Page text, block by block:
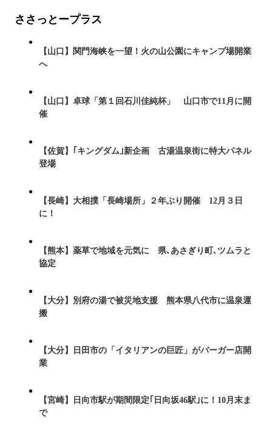
ささっとープラス
【山口】関門海峡を一望！火の山公園にキャンプ場開業
へ
【山口】卓球「第１回石川佳純杯」 山口市で11月に開
催
【佐賀】｢キングダム｣新企画 古湯温泉街に特大パネル
登場
【長崎】大相撲「長崎場所」２年ぶり開催 12月３日
に！
【熊本】薬草で地域を元気に 県､あさぎり町､ツムラと
協定
【大分】別府の湯で被災地支援 熊本県八代市に温泉運
搬
【大分】日田市の「イタリアンの巨匠」がバーガー店開
業
【宮崎】日向市駅が期間限定｢日向坂46駅｣に！10月末ま
で